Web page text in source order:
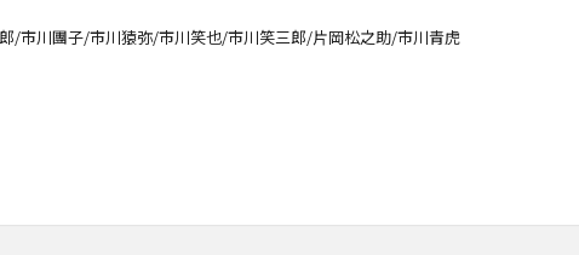
/市川團子/市川猿弥/市川笑也/市川笑三郎/片岡松之助/市川青虎